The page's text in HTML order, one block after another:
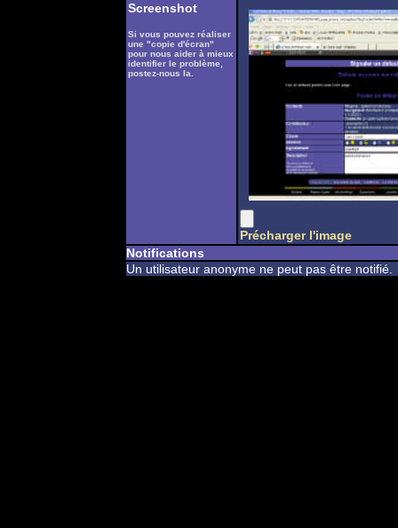
Screenshot
Si vous pouvez réaliser
une "copie d'écran"
pour nous aider à mieux
identifier le problème,
postez-nous la.
Précharger l'image
Notifications
Un utilisateur anonyme ne peut pas être notifié.